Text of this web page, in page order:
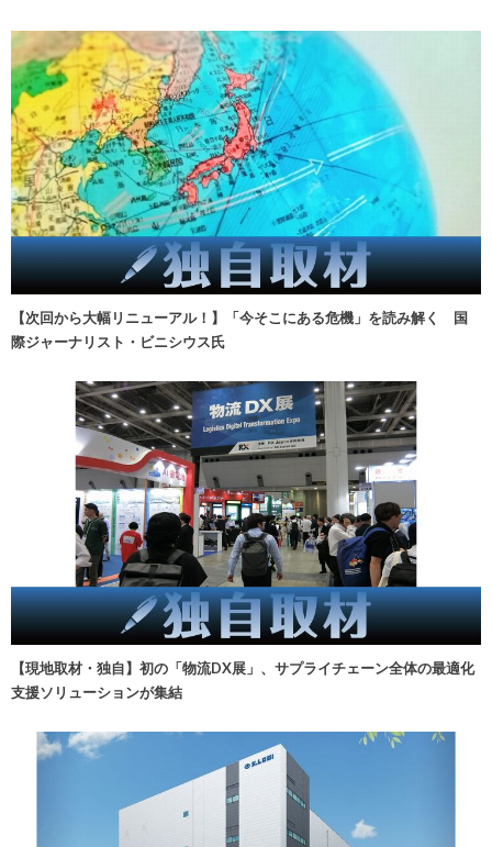
【次回から大幅リニューアル！】「今そこにある危機」を読み解く 国
際ジャーナリスト・ビニシウス氏
【現地取材・独自】初の「物流DX展」、サプライチェーン全体の最適化
支援ソリューションが集結